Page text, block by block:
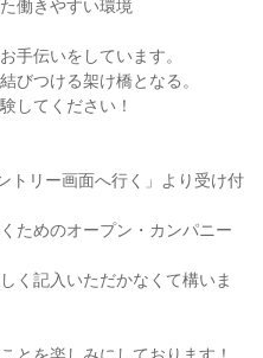
働きやすい環境
手伝いをしています。
びつける架け橋となる。
してください！
トリー画面へ行く」より受け付
ためのオープン・カンパニー
く記入いただかなくて構いま